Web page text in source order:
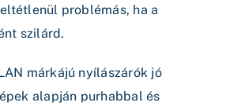
problémás, ha a
szilárd.
márkájú nyílászárók jó
alapján purhabbal és